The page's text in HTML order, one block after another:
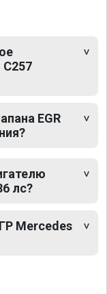
EGR
лс?
Mercedes